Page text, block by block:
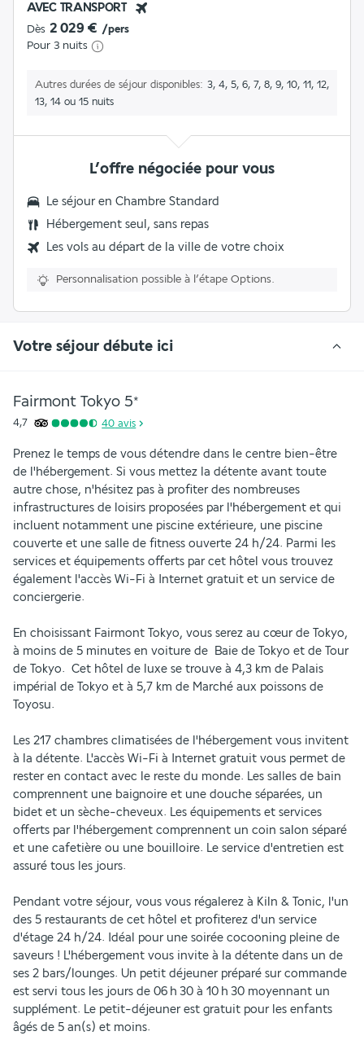
AVEC TRANSPORT
Dès 2 029 € /pers
Pour 3 nuits
Autres durées de séjour disponibles
3, 4, 5, 6, 7, 8, 9, 10, 11, 12,
13, 14 ou 15 nuits
L’offre négociée pour vous
Le séjour en Chambre Standard
Hébergement seul, sans repas
Les vols au départ de la ville de votre choix
Personnalisation possible à l’étape Options.
Votre séjour débute ici
Fairmont Tokyo 5*
4,7 40 avis
Prenez le temps de vous détendre dans le centre bien-être
de l'hébergement. Si vous mettez la détente avant toute
autre chose, n'hésitez pas à profiter des nombreuses
infrastructures de loisirs proposées par l'hébergement et qui
incluent notamment une piscine extérieure, une piscine
couverte et une salle de fitness ouverte 24 h/24. Parmi les
services et équipements offerts par cet hôtel vous trouvez
également l'accès Wi-Fi à Internet gratuit et un service de
conciergerie.
En choisissant Fairmont Tokyo, vous serez au cœur de Tokyo,
à moins de 5 minutes en voiture de  Baie de Tokyo et de Tour
de Tokyo.  Cet hôtel de luxe se trouve à 4,3 km de Palais
impérial de Tokyo et à 5,7 km de Marché aux poissons de
Toyosu.
Les 217 chambres climatisées de l'hébergement vous invitent
à la détente. L'accès Wi-Fi à Internet gratuit vous permet de
rester en contact avec le reste du monde. Les salles de bain
comprennent une baignoire et une douche séparées, un
bidet et un sèche-cheveux. Les équipements et services
offerts par l'hébergement comprennent un coin salon séparé
et une cafetière ou une bouilloire. Le service d'entretien est
assuré tous les jours.
Pendant votre séjour, vous vous régalerez à Kiln & Tonic, l'un
des 5 restaurants de cet hôtel et profiterez d'un service
d'étage 24 h/24. Idéal pour une soirée cocooning pleine de
saveurs ! L'hébergement vous invite à la détente dans un de
ses 2 bars/lounges. Un petit déjeuner préparé sur commande
est servi tous les jours de 06 h 30 à 10 h 30 moyennant un
supplément. Le petit-déjeuner est gratuit pour les enfants
âgés de 5 an(s) et moins.